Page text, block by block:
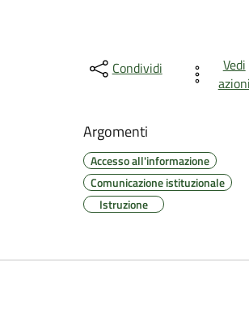
Condividi
Vedi
azioni
Argomenti
Accesso all'informazione
Comunicazione istituzionale
Istruzione